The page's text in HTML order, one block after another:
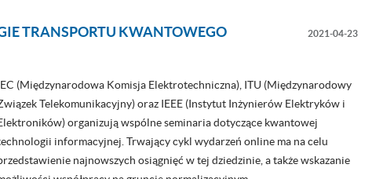
TRANSPORTU KWANTOWEGO 2021-04-23
(Międzynarodowa Komisja Elektrotechniczna), ITU (Międzynarodowy
Telekomunikacyjny) oraz IEEE (Instytut Inżynierów Elektryków i
organizują wspólne seminaria dotyczące kwantowej
informacyjnej. Trwający cykl wydarzeń online ma na celu
najnowszych osiągnięć w tej dziedzinie, a także wskazanie